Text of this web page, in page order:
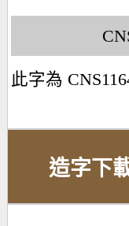
此字為
造字下